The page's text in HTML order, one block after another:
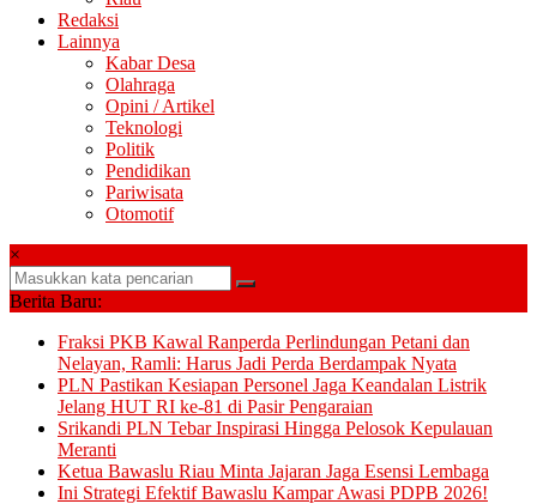
Redaksi
Lainnya
Kabar Desa
Olahraga
Opini / Artikel
Teknologi
Politik
Pendidikan
Pariwisata
Otomotif
×
Berita Baru:
Fraksi PKB Kawal Ranperda Perlindungan Petani dan
Nelayan, Ramli: Harus Jadi Perda Berdampak Nyata
PLN Pastikan Kesiapan Personel Jaga Keandalan Listrik
Jelang HUT RI ke-81 di Pasir Pengaraian
Srikandi PLN Tebar Inspirasi Hingga Pelosok Kepulauan
Meranti
Ketua Bawaslu Riau Minta Jajaran Jaga Esensi Lembaga
Ini Strategi Efektif Bawaslu Kampar Awasi PDPB 2026!